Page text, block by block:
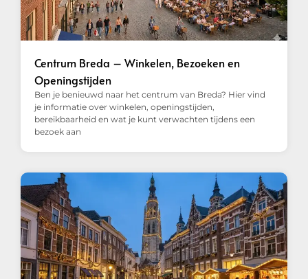
Centrum Breda – Winkelen, Bezoeken en
Openingstijden
Ben je benieuwd naar het centrum van Breda? Hier vind
je informatie over winkelen, openingstijden,
bereikbaarheid en wat je kunt verwachten tijdens een
bezoek aan